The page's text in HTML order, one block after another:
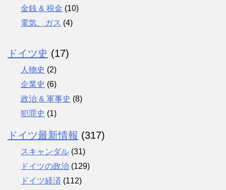
金銭 & 税金 (10)
電気、ガス (4)
ドイツ史 (17)
人物史 (2)
企業史 (6)
政治 & 軍事史 (8)
犯罪史 (1)
ドイツ最新情報 (317)
スキャンダル (31)
ドイツの政治 (129)
ドイツ経済 (112)